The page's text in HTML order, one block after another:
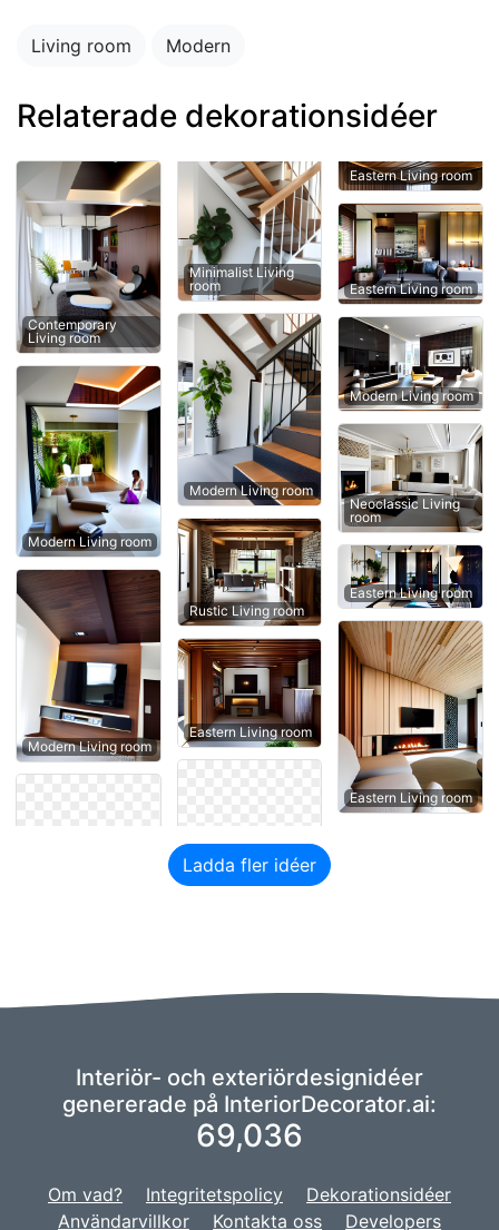
Living room Modern
Relaterade dekorationsidéer
Contemporary
Living room
Modern Living room
Modern Living room
Minimalist Living
room
Modern Living room
Rustic Living room
Eastern Living room
Eastern Living room
Eastern Living room
Modern Living room
Neoclassic Living
room
Eastern Living room
Eastern Living room
Ladda fler idéer
Interiör- och exteriördesignidéer
genererade på InteriorDecorator.ai:
69,036
Om vad? Integritetspolicy
Dekorationsidéer
Användarvillkor
Kontakta oss Developers